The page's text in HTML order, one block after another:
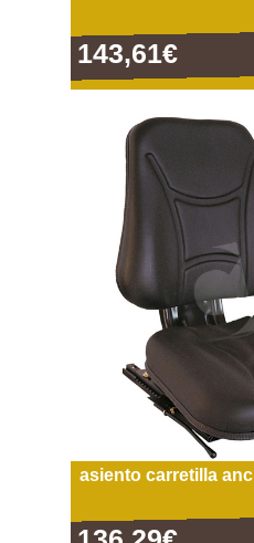
143,61€
asiento carretilla